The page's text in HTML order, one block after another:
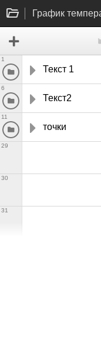
График
Текст 1
1
Текст2
6
точки
11
29
30
31